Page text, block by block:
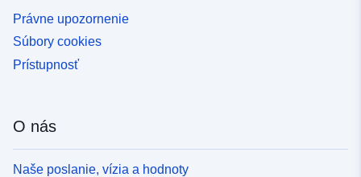
Právne upozornenie
Súbory cookies
Prístupnosť
O nás
Naše poslanie, vízia a hodnoty